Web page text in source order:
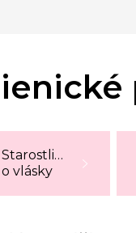
Starostlivosť
o vlásky